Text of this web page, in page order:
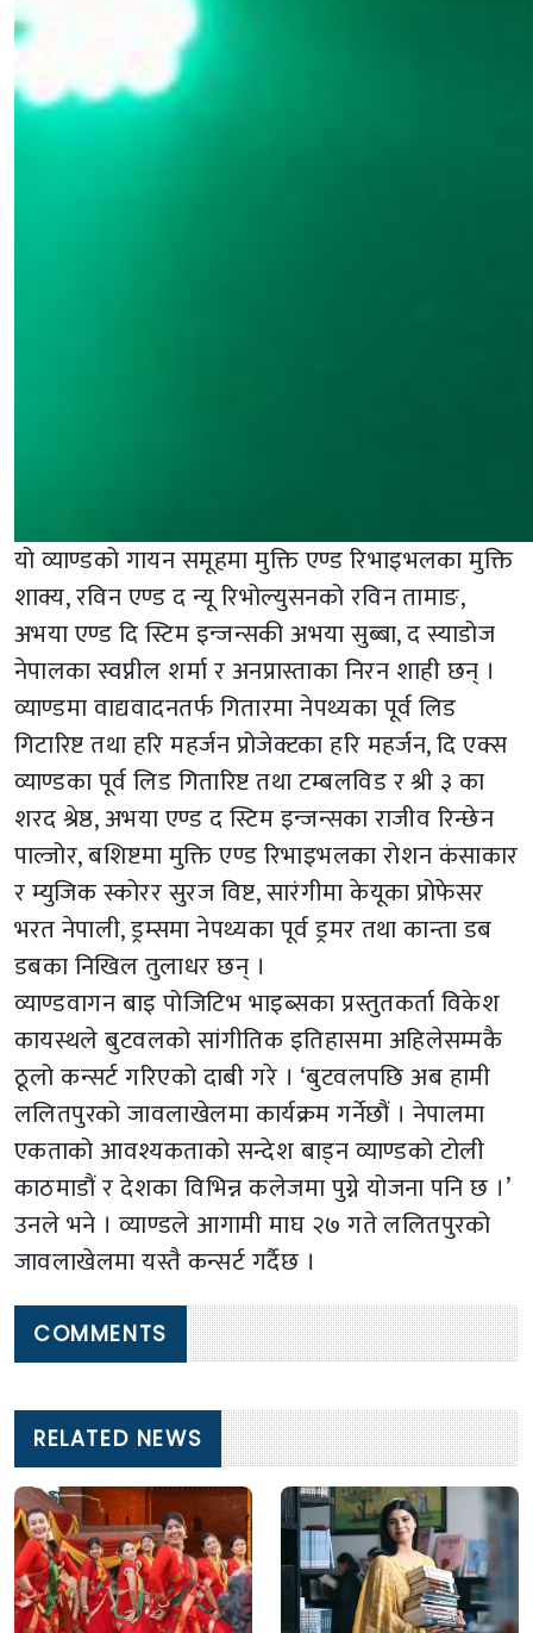
यो व्याण्डको गायन समूहमा मुक्ति एण्ड रिभाइभलका मुक्ति
शाक्य, रविन एण्ड द न्यू रिभोल्युसनको रविन तामाङ,
अभया एण्ड दि स्टिम इन्जन्सकी अभया सुब्बा, द स्याडोज
नेपालका स्वप्नील शर्मा र अनप्रास्ताका निरन शाही छन् ।
व्याण्डमा वाद्यवादनतर्फ गितारमा नेपथ्यका पूर्व लिड
गिटारिष्ट तथा हरि महर्जन प्रोजेक्टका हरि महर्जन, दि एक्स
व्याण्डका पूर्व लिड गितारिष्ट तथा टम्बलविड र श्री ३ का
शरद श्रेष्ठ, अभया एण्ड द स्टिम इन्जन्सका राजीव रिन्छेन
पाल्जोर, बशिष्टमा मुक्ति एण्ड रिभाइभलका रोशन कंसाकार
र म्युजिक स्कोरर सुरज विष्ट, सारंगीमा केयूका प्रोफेसर
भरत नेपाली, ड्रम्समा नेपथ्यका पूर्व ड्रमर तथा कान्ता डब
डबका निखिल तुलाधर छन् ।
व्याण्डवागन बाइ पोजिटिभ भाइब्सका प्रस्तुतकर्ता विकेश
कायस्थले बुटवलको सांगीतिक इतिहासमा अहिलेसम्मकै
ठूलो कन्सर्ट गरिएको दाबी गरे । ‘बुटवलपछि अब हामी
ललितपुरको जावलाखेलमा कार्यक्रम गर्नेछौं । नेपालमा
एकताको आवश्यकताको सन्देश बाड्न व्याण्डको टोली
काठमाडौं र देशका विभिन्न कलेजमा पुग्ने योजना पनि छ ।’
उनले भने । व्याण्डले आगामी माघ २७ गते ललितपुरको
जावलाखेलमा यस्तै कन्सर्ट गर्दैछ ।
COMMENTS
RELATED NEWS